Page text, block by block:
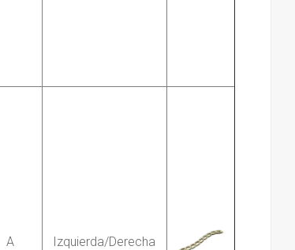
A Izquierda/Derecha